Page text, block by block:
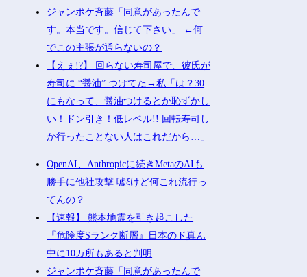
ジャンポケ斉藤「同意があったんで
す。本当です。信じて下さい」 ←何
でこの主張が通らないの？
【えぇ!?】 回らない寿司屋で、彼氏が
寿司に “醤油” つけてた→私「は？30
にもなって、醤油つけるとか恥ずかし
い！ドン引き！低レベル!! 回転寿司し
か行ったことない人はこれだから…」
OpenAI、Anthropicに続きMetaのAIも
勝手に他社攻撃 嘘ξけど何これ流行っ
てんの？
【速報】 熊本地震を引き起こした
『危険度Sランク断層』日本のド真ん
中に10カ所もあると判明
ジャンポケ斉藤「同意があったんで